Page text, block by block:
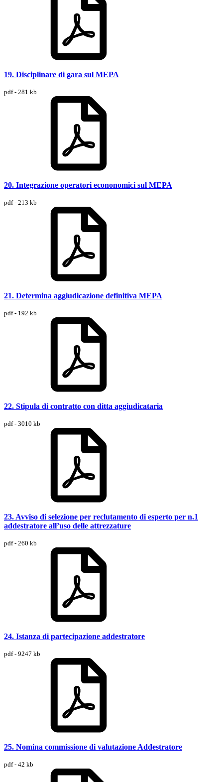
19. Disciplinare di gara sul MEPA
pdf - 281 kb
20. Integrazione operatori econonomici sul MEPA
pdf - 213 kb
21. Determina aggiudicazione definitiva MEPA
pdf - 192 kb
22. Stipula di contratto con ditta aggiudicataria
pdf - 3010 kb
23. Avviso di selezione per reclutamento di esperto per n.1
addestratore all’uso delle attrezzature
pdf - 260 kb
24. Istanza di partecipazione addestratore
pdf - 9247 kb
25. Nomina commissione di valutazione Addestratore
pdf - 42 kb